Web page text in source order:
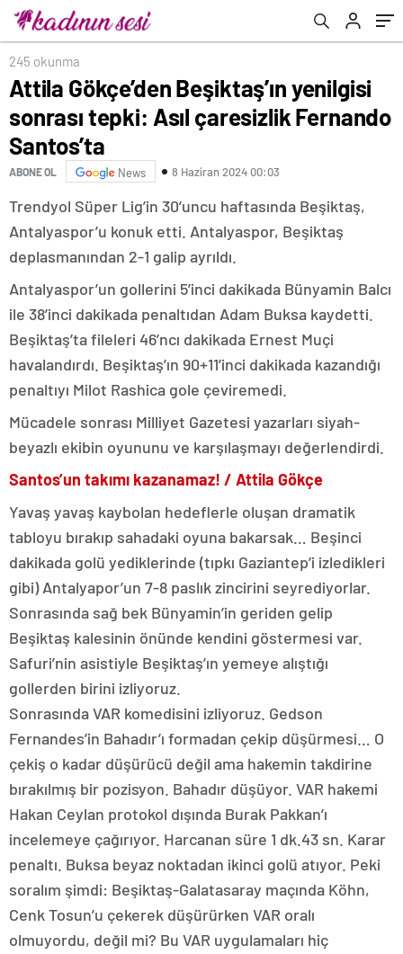
245 okunma
Attila Gökçe’den Beşiktaş’ın yenilgisi
sonrası tepki: Asıl çaresizlik Fernando
Santos’ta
ABONE OL News 8 Haziran 2024 00:03
Trendyol Süper Lig’in 30’uncu haftasında Beşiktaş,
Antalyaspor’u konuk etti. Antalyaspor, Beşiktaş
deplasmanından 2-1 galip ayrıldı.
Antalyaspor’un gollerini 5’inci dakikada Bünyamin Balcı
ile 38’inci dakikada penaltıdan Adam Buksa kaydetti.
Beşiktaş’ta fileleri 46’ncı dakikada Ernest Muçi
havalandırdı. Beşiktaş’ın 90+11’inci dakikada kazandığı
penaltıyı Milot Rashica gole çeviremedi.
Mücadele sonrası Milliyet Gazetesi yazarları siyah-
beyazlı ekibin oyununu ve karşılaşmayı değerlendirdi.
Santos’un takımı kazanamaz! / Attila Gökçe
Yavaş yavaş kaybolan hedeflerle oluşan dramatik
tabloyu bırakıp sahadaki oyuna bakarsak… Beşinci
dakikada golü yediklerinde (tıpkı Gaziantep’i izledikleri
gibi) Antalyapor’un 7-8 paslık zincirini seyrediyorlar.
Sonrasında sağ bek Bünyamin’in geriden gelip
Beşiktaş kalesinin önünde kendini göstermesi var.
Safuri’nin asistiyle Beşiktaş’ın yemeye alıştığı
gollerden birini izliyoruz.
Sonrasında VAR komedisini izliyoruz. Gedson
Fernandes’in Bahadır’ı formadan çekip düşürmesi… O
çekiş o kadar düşürücü değil ama hakemin takdirine
bırakılmış bir pozisyon. Bahadır düşüyor. VAR hakemi
Hakan Ceylan protokol dışında Burak Pakkan’ı
incelemeye çağırıyor. Harcanan süre 1 dk.43 sn. Karar
penaltı. Buksa beyaz noktadan ikinci golü atıyor. Peki
soralım şimdi: Beşiktaş-Galatasaray maçında Köhn,
Cenk Tosun’u çekerek düşürürken VAR oralı
olmuyordu, değil mi? Bu VAR uygulamaları hiç